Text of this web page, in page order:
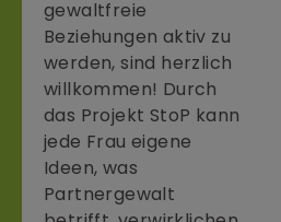
gewaltfreie
Beziehungen aktiv zu
werden, sind herzlich
willkommen! Durch
das Projekt StoP kann
jede Frau eigene
Ideen, was
Partnergewalt